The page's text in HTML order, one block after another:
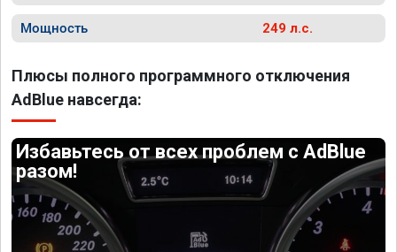
Мощность 249 л.с.
Плюсы полного программного отключения
AdBlue навсегда:
Избавьтесь от всех проблем с AdBlue
разом!